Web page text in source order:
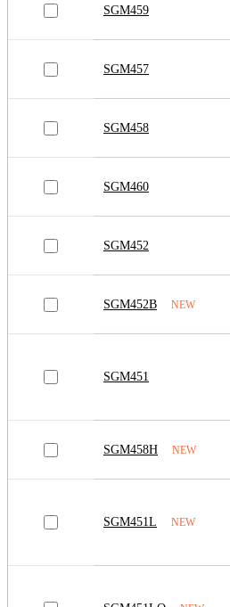
SGM459
SGM457
SGM458
SGM460
SGM452
SGM452B NEW
SGM451
SGM458H NEW
SGM451L NEW